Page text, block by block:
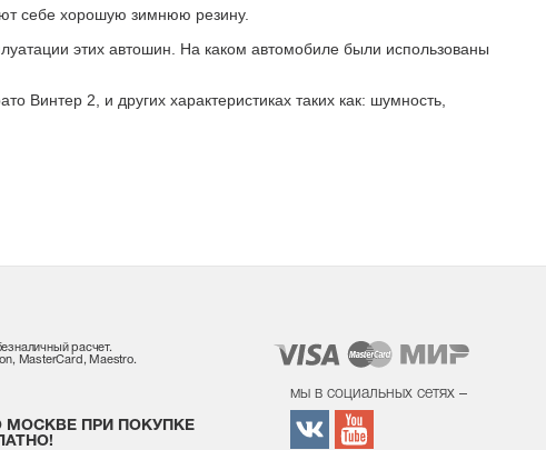
себе хорошую зимнюю резину.
этих автошин. На каком автомобиле были использованы
2, и других характеристиках таких как: шумность,
расчет.
MasterCard, Maestro.
МОСКВЕ ПРИ ПОКУПКЕ
мы в социальных сетях –